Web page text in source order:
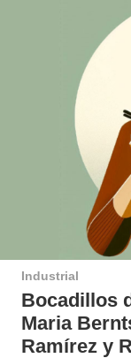
Industrial
Bocadillos
Maria
Ramírez y